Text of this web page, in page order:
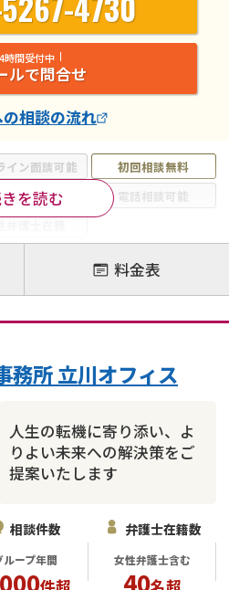
イン面談可能
初回相談無料
以降電話可能
電話相談可能
離婚調停
離婚裁判
DV
モラハラ
縁の夫婦 熟年離婚
を読む
時間受付中
ルで問合せ
相談の流れ
料金表
人生の転機に寄り添い、よ
りよい未来への解決策をご
提案いたします
務所 立川オフィス
相談件数
ループ年間
弁護士在籍数
女性弁護士含む
40